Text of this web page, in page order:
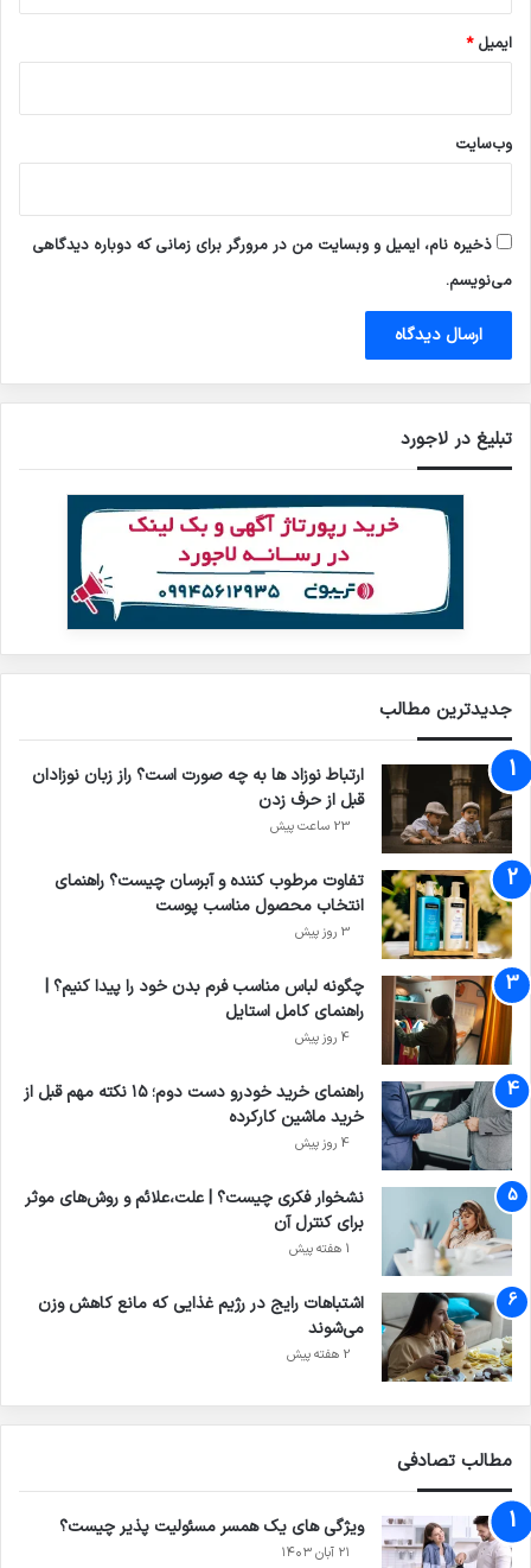
ایمیل*
وب‌سایت
ذخیره نام، ایمیل و وبسایت من در مرورگر برای زمانی که دوباره دیدگاهی
می‌نویسم.
تبلیغ در لاجورد
جدیدترین مطالب
ارتباط نوزاد ها به چه صورت است؟ راز زبان نوزادان
قبل از حرف زدن
23 ساعت پیش
تفاوت مرطوب کننده و آبرسان چیست؟ راهنمای
انتخاب محصول مناسب پوست
3 روز پیش
چگونه لباس مناسب فرم بدن خود را پیدا کنیم؟ |
راهنمای کامل استایل
4 روز پیش
راهنمای خرید خودرو دست دوم؛ ۱۵ نکته مهم قبل از
خرید ماشین کارکرده
4 روز پیش
نشخوار فکری چیست؟ | علت،علائم و روش‌های موثر
برای کنترل آن
1 هفته پیش
اشتباهات رایج در رژیم غذایی که مانع کاهش وزن
می‌شوند
2 هفته پیش
مطالب تصادفی
ویژگی های یک همسر مسئولیت پذیر چیست؟
۲۱ آبان ۱۴۰۳